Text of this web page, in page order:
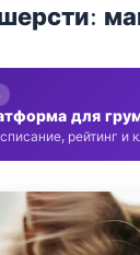
для
рейтинг и